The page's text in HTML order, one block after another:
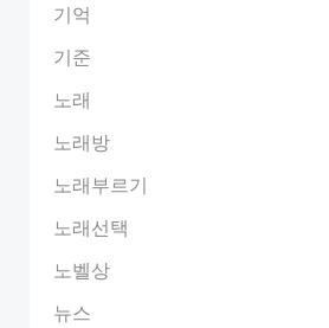
기억
기준
노래
노래방
노래부르기
노래선택
노벨상
뉴스